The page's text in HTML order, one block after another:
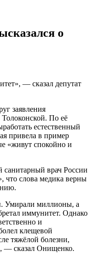
о
— сказал депутат
заявления
Толоконской. По её
естественный
привела в пример
«живут спокойно и
врач России
что слова медика верны
Умирали миллионы, а
иммунитет. Однако
и
клещевой
тяжёлой болезни,
— сказал Онищенко.